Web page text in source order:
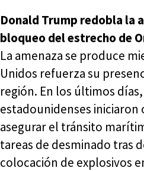
Donald Trump redobla la
bloqueo del estrecho de
La amenaza se produce
Unidos refuerza su
región. En los últimos
estadounidenses iniciaron
asegurar el tránsito
tareas de desminado tras
colocación de explosivos